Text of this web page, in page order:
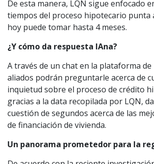
De esta manera, LQN sigue enfocado
tiempos del proceso hipotecario punta
hoy puede tomar hasta 4 meses.
¿Y cómo da respuesta IAna?
A través de un chat en la plataforma
aliados podrán preguntarle acerca de
inquietud sobre el proceso de crédito
gracias a la data recopilada por LQN,
cuestión de segundos acerca de las
de financiación de vivienda.
Un panorama prometedor para la